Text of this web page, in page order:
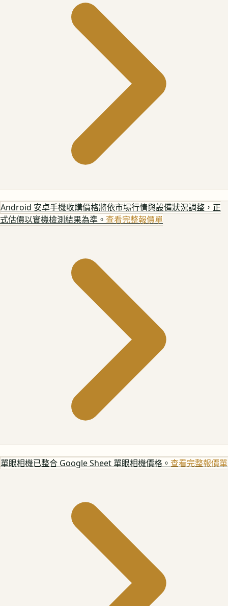
Android 安卓手機收購價格將依市場行情與設備狀況調整，正
式估價以實機檢測結果為準。 查看完整報價單
單眼相機已整合 Google Sheet 單眼相機價格。 查看完整報價單